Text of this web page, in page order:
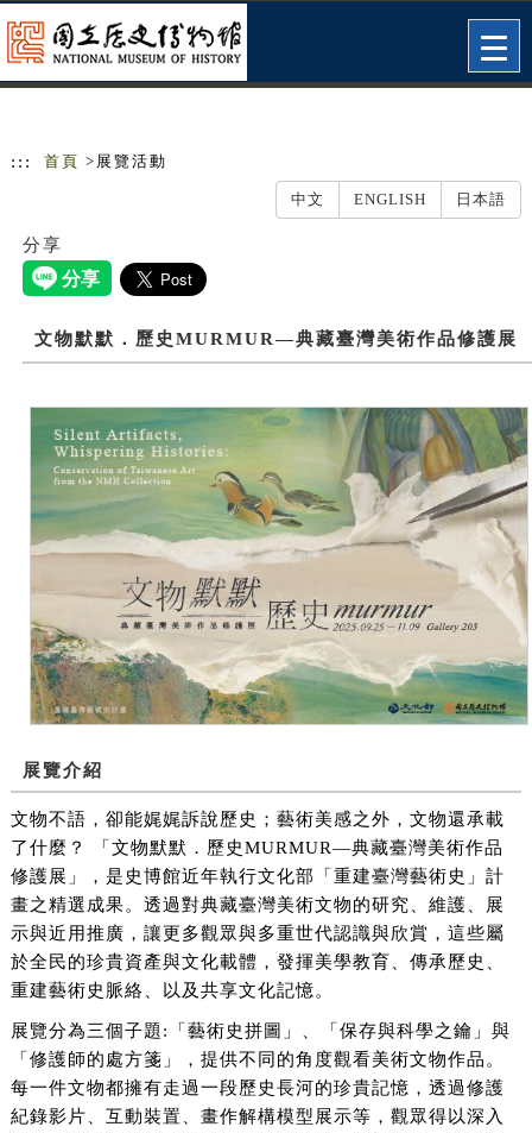
::: 首頁 >展覽活動
中文 ENGLISH 日本語
分享
文物默默．歷史MURMUR—典藏臺灣美術作品修護展
展覽介紹
文物不語，卻能娓娓訴說歷史；藝術美感之外，文物還承載
了什麼？ 「文物默默．歷史MURMUR—典藏臺灣美術作品
修護展」，是史博館近年執行文化部「重建臺灣藝術史」計
畫之精選成果。透過對典藏臺灣美術文物的研究、維護、展
示與近用推廣，讓更多觀眾與多重世代認識與欣賞，這些屬
於全民的珍貴資產與文化載體，發揮美學教育、傳承歷史、
重建藝術史脈絡、以及共享文化記憶。
展覽分為三個子題:「藝術史拼圖」、「保存與科學之鑰」與
「修護師的處方箋」，提供不同的角度觀看美術文物作品。
每一件文物都擁有走過一段歷史長河的珍貴記憶，透過修護
紀錄影片、互動裝置、畫作解構模型展示等，觀眾得以深入